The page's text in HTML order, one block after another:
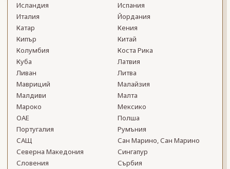
Исландия
Испания
Италия
Йордания
Катар
Кения
Кипър
Китай
Колумбия
Коста Рика
Куба
Латвия
Ливан
Литва
Мавриций
Малайзия
Малдиви
Малта
Мароко
Мексико
ОАЕ
Полша
Португалия
Румъния
САЩ
Сан Марино, Сан Марино
Северна Македония
Сингапур
Словения
Сърбия